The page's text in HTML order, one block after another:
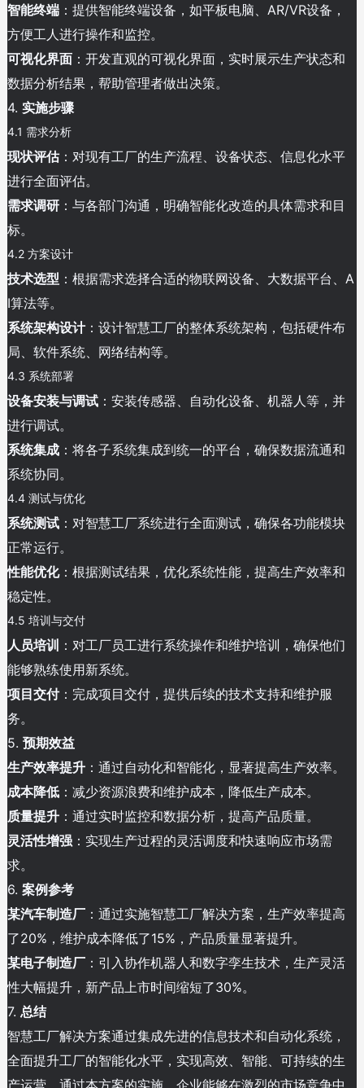
智能终端：提供智能终端设备，如平板电脑、AR/VR设备，
方便工人进行操作和监控。
可视化界面：开发直观的可视化界面，实时展示生产状态和
数据分析结果，帮助管理者做出决策。
4. 实施步骤
4.1 需求分析
现状评估：对现有工厂的生产流程、设备状态、信息化水平
进行全面评估。
需求调研：与各部门沟通，明确智能化改造的具体需求和目
标。
4.2 方案设计
技术选型 ：根据需求选择合适的物联网设备、大数据平台、A
I算法等。
系统架构设计：设计智慧工厂的整体系统架构，包括硬件布
局、软件系统、网络结构等。
4.3 系统部署
设备安装与调试：安装传感器、自动化设备、机器人等，并
进行调试。
系统集成：将各子系统集成到统一的平台，确保数据流通和
系统协同。
4.4 测试与优化
系统测试：对智慧工厂系统进行全面测试，确保各功能模块
正常运行。
性能优化：根据测试结果，优化系统性能，提高生产效率和
稳定性。
4.5 培训与交付
人员培训 ：对工厂员工进行系统操作和维护培训，确保他们
能够熟练使用新系统。
项目交付：完成项目交付，提供后续的技术支持和维护服
务。
5. 预期效益
生产效率提升：通过自动化和智能化，显著提高生产效率。
成本降低：减少资源浪费和维护成本，降低生产成本。
质量提升：通过实时监控和数据分析，提高产品质量。
灵活性增强：实现生产过程的灵活调度和快速响应市场需
求。
6. 案例参考
某汽车制造厂：通过实施智慧工厂解决方案，生产效率提高
了20%，维护成本降低了15%，产品质量显著提升。
某电子制造厂：引入协作机器人和数字孪生技术，生产灵活
性大幅提升，新产品上市时间缩短了30%。
7. 总结
智慧工厂解决方案通过集成先进的信息技术和自动化系统，
全面提升工厂的智能化水平，实现高效、智能、可持续的生
产运营。通过本方案的实施，企业能够在激烈的市场竞争中